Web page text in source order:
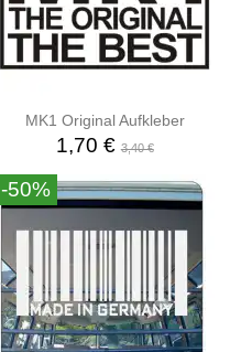
MK1 Original Aufkleber
1,70 €3,40 €
-50%